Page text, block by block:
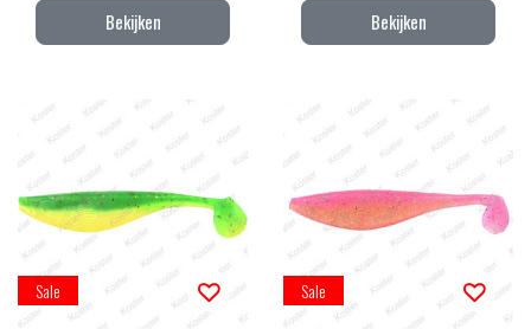
Bekijken Bekijken
Sale Sale